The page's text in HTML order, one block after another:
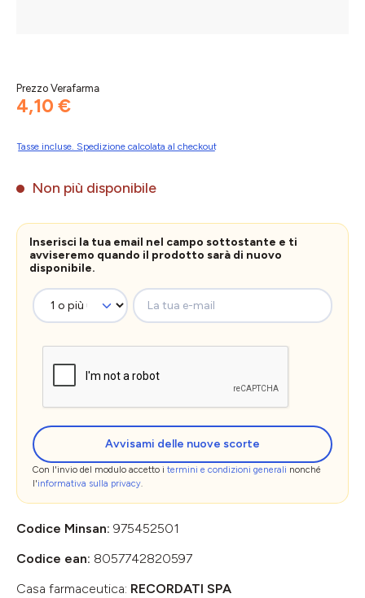
Prezzo Verafarma
4,10 €
Tasse incluse. Spedizione calcolata al checkout
Non più disponibile
Inserisci la tua email nel campo sottostante e ti
avviseremo quando il prodotto sarà di nuovo
disponibile.
La tua e-mail
Avvisami delle nuove scorte
Con l'invio del modulo accetto i termini e condizioni generali nonché
l'informativa sulla privacy.
Codice Minsan: 975452501
Codice ean: 8057742820597
Casa farmaceutica: RECORDATI SPA